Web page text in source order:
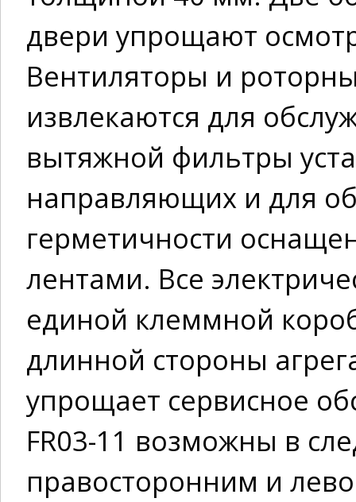
двери упрощают
Вентиляторы и
извлекаются для
вытяжной фильтры
направляющих и для
герметичности
лентами. Все
единой клеммной
длинной стороны
упрощает сервисное
FR03-11 возможны в
правосторонним и